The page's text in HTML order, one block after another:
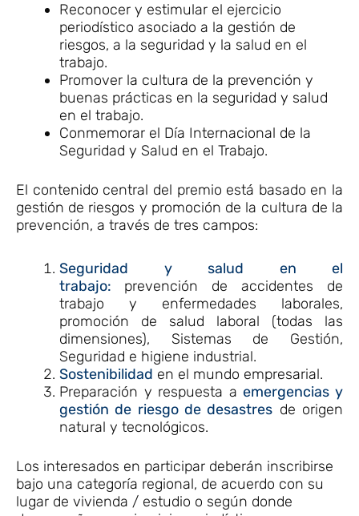
Reconocer y estimular el ejercicio
periodístico asociado a la gestión de
riesgos, a la seguridad y la salud en el
trabajo.
Promover la cultura de la prevención y
buenas prácticas en la seguridad y salud
en el trabajo.
Conmemorar el Día Internacional de la
Seguridad y Salud en el Trabajo.
El contenido central del premio está basado en la
gestión de riesgos y promoción de la cultura de la
prevención, a través de tres campos:
Seguridad y salud en el
trabajo: prevención de accidentes de
trabajo y enfermedades laborales,
promoción de salud laboral (todas las
dimensiones), Sistemas de Gestión,
Seguridad e higiene industrial.
Sostenibilidad en el mundo empresarial.
Preparación y respuesta aemergencias y
gestión de riesgo de desastres de origen
natural y tecnológicos.
Los interesados en participar deberán inscribirse
bajo una categoría regional, de acuerdo con su
lugar de vivienda / estudio o según donde